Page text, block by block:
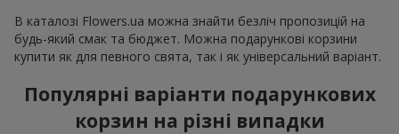
В каталозі Flowers.ua можна знайти безліч пропозицій на
будь-який смак та бюджет. Можна подарункові корзини
купити як для певного свята, так і як універсальний варіант.
Популярні варіанти подарункових
корзин на різні випадки